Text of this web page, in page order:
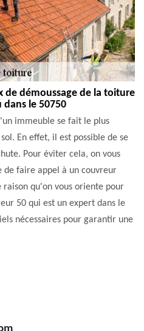
de démoussage de la toiture
le 50750
immeuble se fait le plus
En effet, il est possible de se
Pour éviter cela, on vous
de faire appel à un couvreur
qu'on vous oriente pour
50 qui est un expert dans le
nécessaires pour garantir une